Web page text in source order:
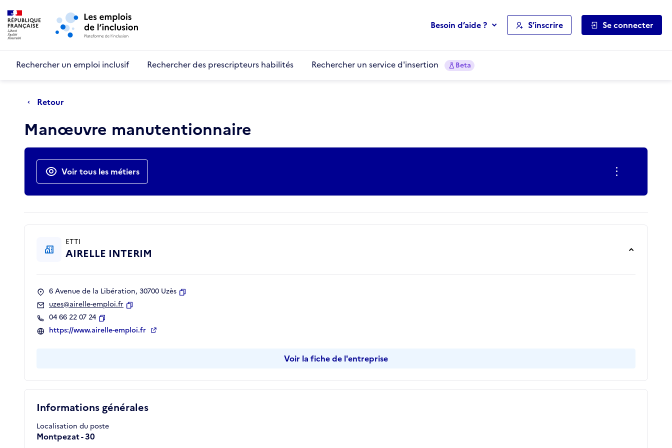
Aller au menu principal
Besoin d’aide ? S’inscrire Se connecter
Rechercher un emploi inclusif Rechercher des prescripteurs habilités Rechercher un service d'insertion Beta
Retour
Manœuvre manutentionnaire
Actions rapides
Voir tous les métiers
Informations générales
Localisation du poste
Montpezat - 30
ETTI
AIRELLE INTERIM
6 Avenue de la Libération, 30700 Uzès
uzes@airelle-emploi.fr
04 66 22 07 24
Copier
https://www.airelle-emploi.fr
Voir la fiche de l'entreprise